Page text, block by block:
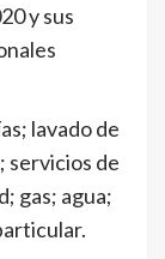
y sus
lavado de
servicios de
gas; agua;